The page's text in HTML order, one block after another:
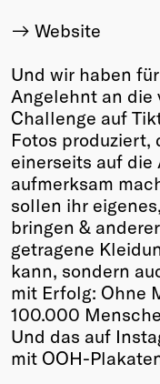
Website
Und wir haben
Angelehnt an die
Challenge auf
Fotos produziert,
einerseits auf die
aufmerksam
sollen ihr
bringen &
getragene
kann, sondern
mit Erfolg: Ohne
100.000
Und das auf
mit OOH-